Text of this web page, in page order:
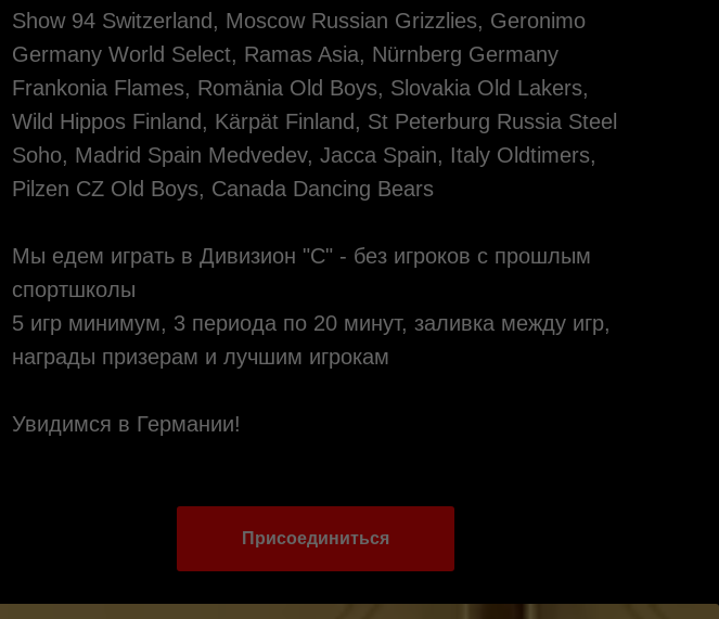
Show 94 Switzerland, Moscow Russian Grizzlies, Geronimo
Germany World Select, Ramas Asia, Nürnberg Germany
Frankonia Flames, Romänia Old Boys, Slovakia Old Lakers,
Wild Hippos Finland, Kärpät Finland, St Peterburg Russia Steel
Soho, Madrid Spain Medvedev, Jacca Spain, Italy Oldtimers,
Pilzen CZ Old Boys, Canada Dancing Bears
Мы едем играть в Дивизион "C" - без игроков с прошлым
спортшколы
5 игр минимум, 3 периода по 20 минут, заливка между игр,
награды призерам и лучшим игрокам
Увидимся в Германии!
Присоединиться